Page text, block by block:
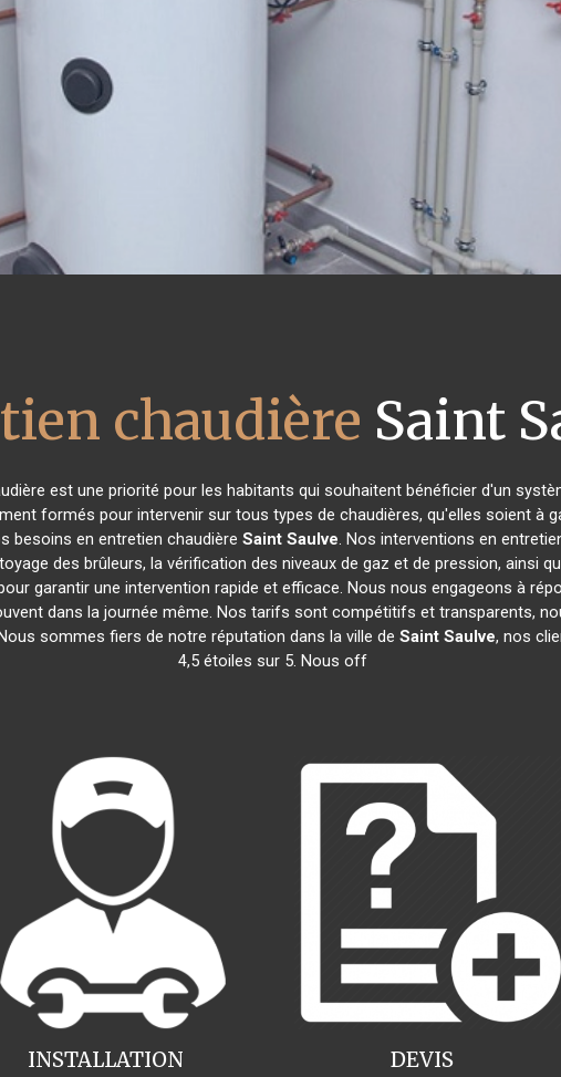
chaudière Saint
est une priorité pour les habitants qui souhaitent bénéficier d'un
formés pour intervenir sur tous types de chaudières, qu'elles soient à
besoins en entretien chaudière Saint Saulve. Nos interventions en
des brûleurs, la vérification des niveaux de gaz et de pression, ainsi
garantir une intervention rapide et efficace. Nous nous engageons à
dans la journée même. Nos tarifs sont compétitifs et transparents,
sommes fiers de notre réputation dans la ville de Saint Saulve, nos
4,5 étoiles sur 5. Nous off
INSTALLATION DEVIS